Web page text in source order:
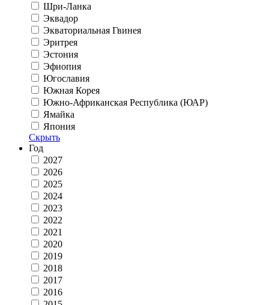
Шри-Ланка
Эквадор
Экваториальная Гвинея
Эритрея
Эстония
Эфиопия
Югославия
Южная Корея
Южно-Африканская Республика (ЮАР)
Ямайка
Япония
Скрыть
Год
2027
2026
2025
2024
2023
2022
2021
2020
2019
2018
2017
2016